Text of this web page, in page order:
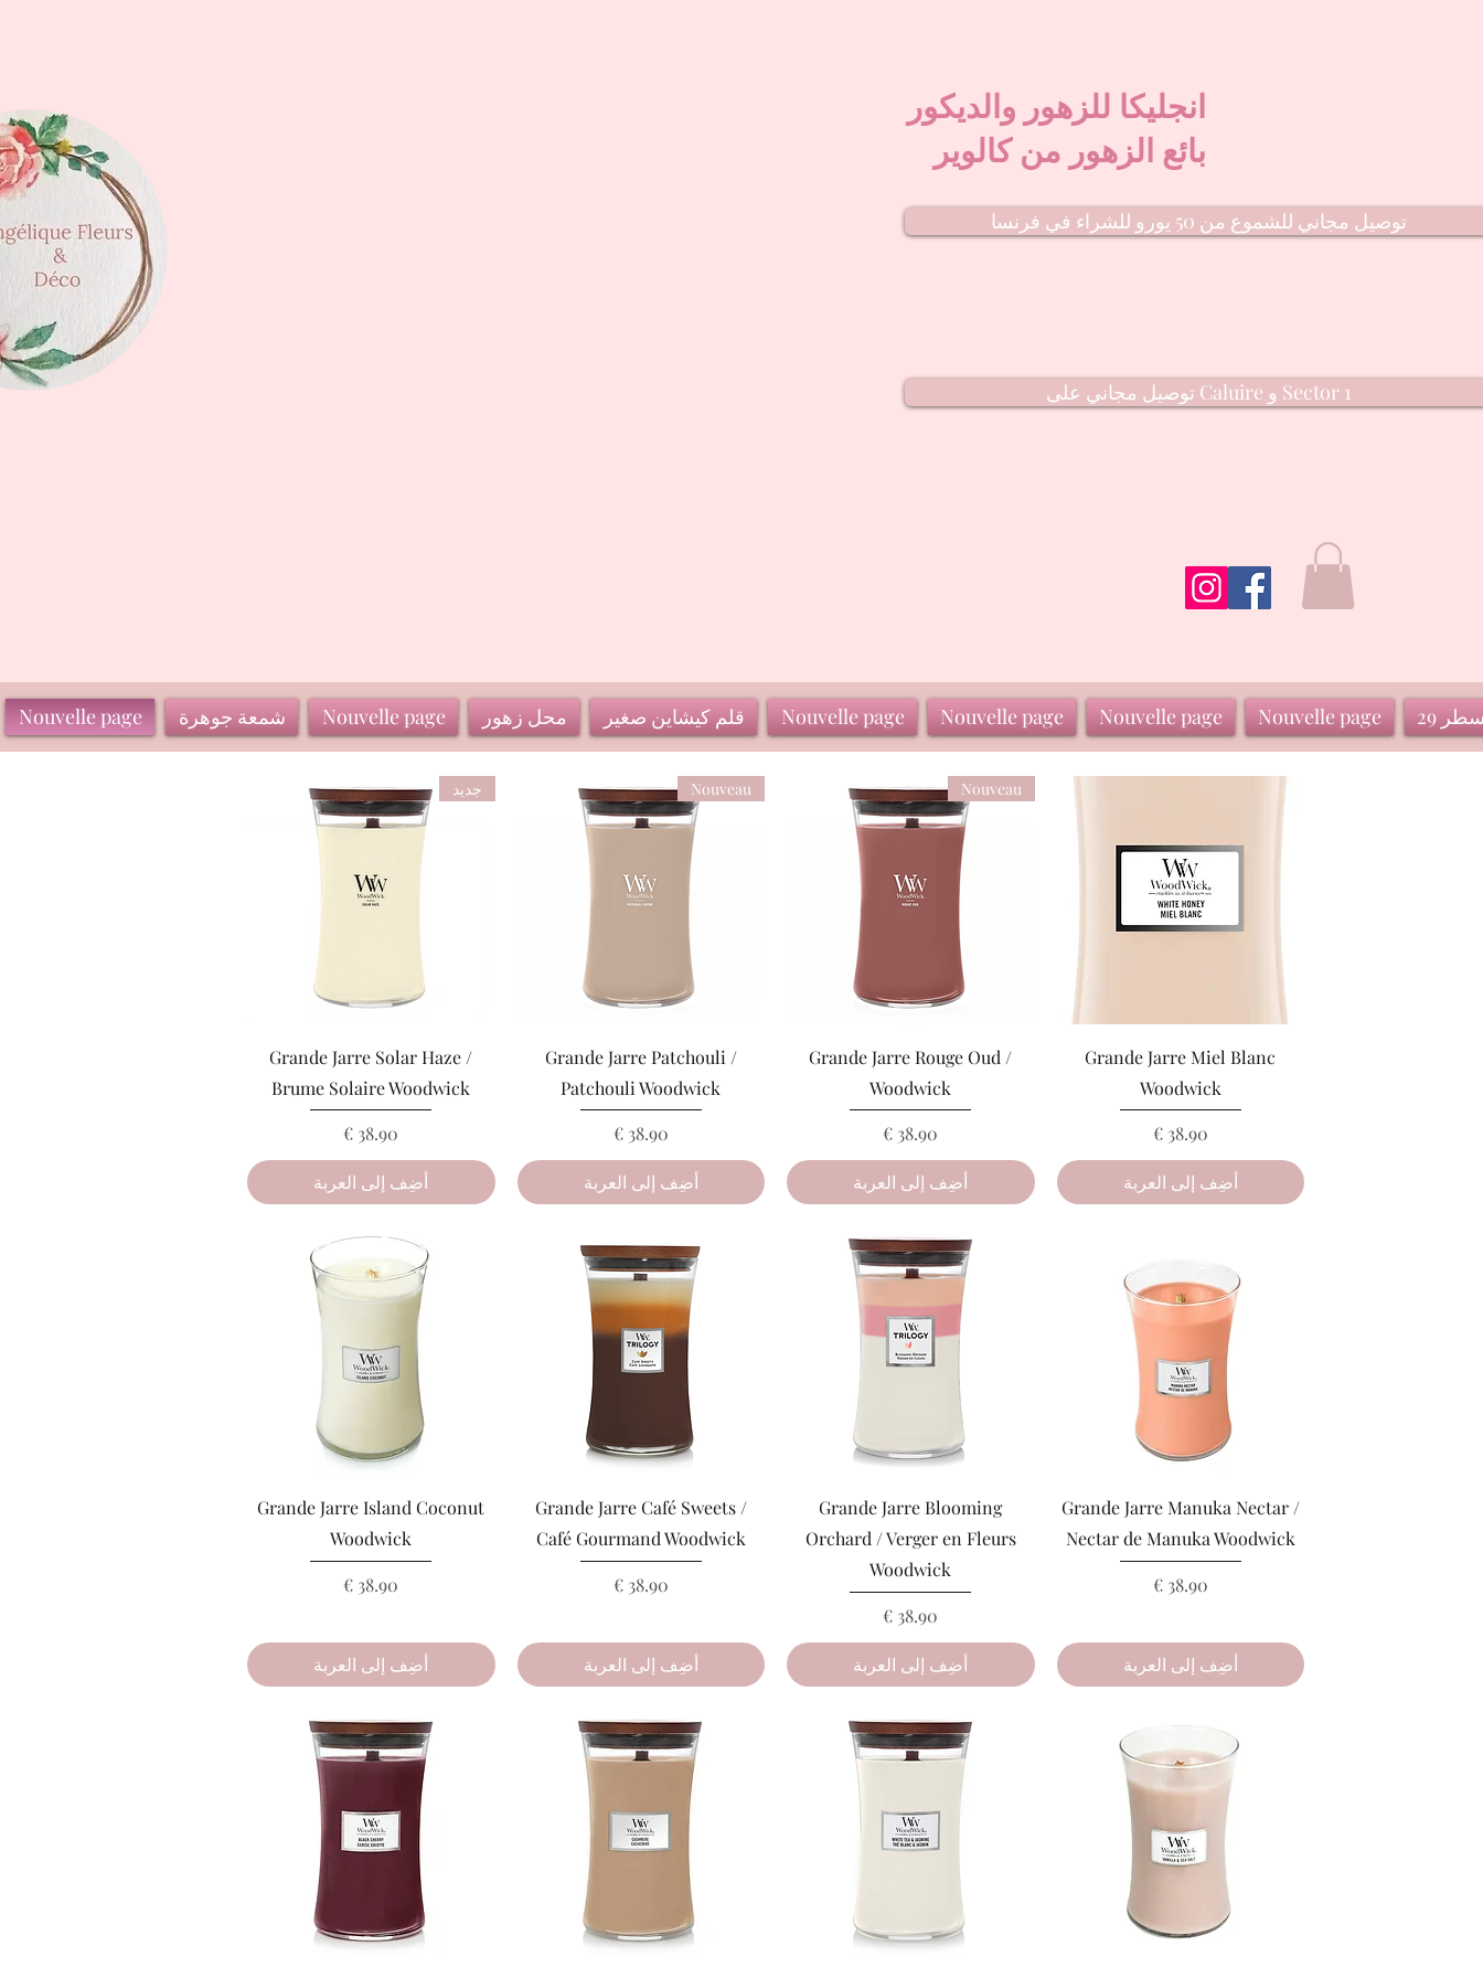
انجليكا للزهور والديكور
بائع الزهور من كالوير
توصيل مجاني للشموع من 50 يورو للشراء في فرنسا
توصيل مجاني على Caluire و Sector 1
Nouvelle page شمعة جوهرة Nouvelle page محل زهور قلم كيشاين صغير Nouvelle page Nouvelle page Nouvelle page Nouvelle page 29
العرض السريع
Grande Jarre Miel Blanc
Woodwick
السعر
أضِف إلى العربة
العرض السريع
Nouveau
Grande Jarre Rouge Oud /
Woodwick
السعر
أضِف إلى العربة
العرض السريع
Nouveau
Grande Jarre Patchouli /
Patchouli Woodwick
السعر
أضِف إلى العربة
العرض السريع
جديد
Grande Jarre Solar Haze /
Brume Solaire Woodwick
السعر
أضِف إلى العربة
العرض السريع
Grande Jarre Manuka Nectar /
Nectar de Manuka Woodwick
السعر
أضِف إلى العربة
العرض السريع
Grande Jarre Blooming
Orchard / Verger en Fleurs
Woodwick
السعر
أضِف إلى العربة
العرض السريع
Grande Jarre Café Sweets /
Café Gourmand Woodwick
السعر
أضِف إلى العربة
العرض السريع
Grande Jarre Island Coconut
Woodwick
السعر
أضِف إلى العربة